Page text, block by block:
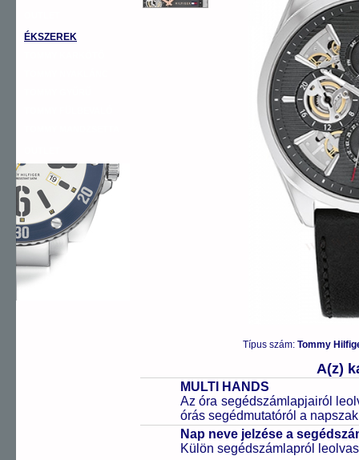
ÉKSZEREK
Típus szám: Tommy
A(z)
MULTI HANDS
Az óra segédszámlapjairól
órás segédmutatóról a
Nap neve jelzése a
Külön segédszámlapról